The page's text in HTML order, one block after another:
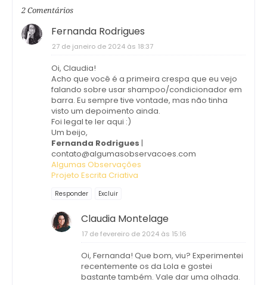
2 Comentários
Fernanda Rodrigues
27 de janeiro de 2024 às 18:37
Oi, Claudia!
Acho que você é a primeira crespa que eu vejo
falando sobre usar shampoo/condicionador em
barra. Eu sempre tive vontade, mas não tinha
visto um depoimento ainda.
Foi legal te ler aqui :)
Um beijo,
Fernanda Rodrigues |
contato@algumasobservacoes.com
Algumas Observações
Projeto Escrita Criativa
Responder Excluir
Claudia Montelage
17 de fevereiro de 2024 às 15:16
Oi, Fernanda! Que bom, viu? Experimentei
recentemente os da Lola e gostei
bastante também. Vale dar uma olhada.